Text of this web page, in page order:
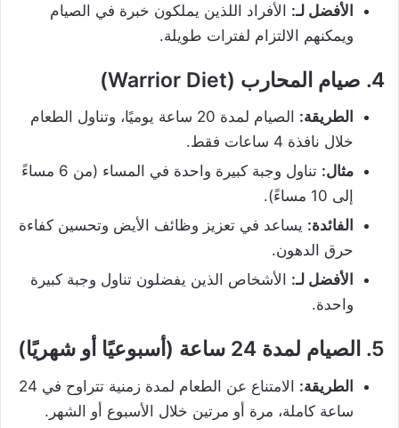
الأفضل لـ: الأفراد اللذين يملكون خبرة في الصيام
ويمكنهم الالتزام لفترات طويلة.
4. صيام المحارب (Warrior Diet)
الطريقة:
الصيام لمدة 20 ساعة يوميًا، وتناول الطعام
خلال نافذة 4 ساعات فقط.
مثال:
تناول وجبة كبيرة واحدة في المساء (من 6 مساءً
إلى 10 مساءً).
الفائدة: يساعد في تعزيز وظائف الأيض وتحسين كفاءة
حرق الدهون.
الأفضل لـ: الأشخاص الذين يفضلون تناول وجبة كبيرة
واحدة.
5. الصيام لمدة 24 ساعة (أسبوعيًا أو شهريًا)
الطريقة:
الامتناع عن الطعام لمدة زمنية تتراوح في 24
ساعة كاملة، مرة أو مرتين خلال الأسبوع أو الشهر.